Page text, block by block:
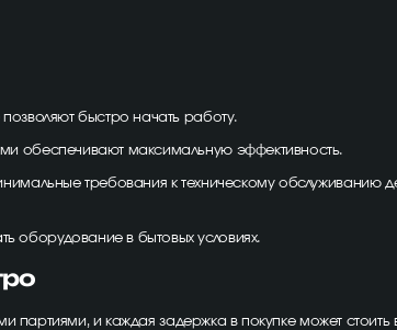
быстро начать работу.
обеспечивают максимальную эффективность.
требования к техническому обслуживанию
оборудование в бытовых условиях.
партиями, и каждая задержка в покупке может